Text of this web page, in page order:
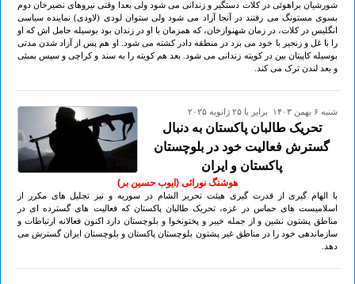
شورشیان براهوئی در کلات دستگیر و زندانی می شود ولی بعدا وقتی نیروهای نصیرخان دوم
بسوی مستونگ می رفتند در آنجا آزاد می شود ولی ستوان لودی (لاودی) نماینده سیاسی
انگلیس در کلات، در زمان شهنوازخان، که همزمان با او در زندان بود بوسیله حامل اش که او
را با غل و زنجیر با خود می برد در منطقه دادر کشته می شود. او هم پس از آزاد شدن مدتی
بوسیله کاپیتان بین در کویته زندانی می شود. بعد هم کویته را به سند و کراچی و سپس بمبئی
و بعد لندن ترک می کند.
شنبه ۶ بهمن ۱۴۰۳ برابر با ۲۵ ژانويه ۲۰۲۵
تحریک طالبان پاکستان به دنبال
گسترش فعالیت خود در بلوچستان
پاکستان و ایران
هوشنگ نورائی (ایوب حسین بر)
با الهام گیری از قدرت گیری هیئت تحریر الشام در سوریه و نیز تجلیل های مکرر از
اسلامیست های حماس در غزه، تحریک طالبان پاکستان که فعالیت های گسترده ای در
مناطق پشتون نشین و از جمله خیبر و پختونخوا و بلوچستان دارد اکنون فعالانه ارتباطات و
سازماندهی خود را در مناطق غیر پشتون بلوچستان پاکستان و بلوچستان ایران گسترش می
دهد.